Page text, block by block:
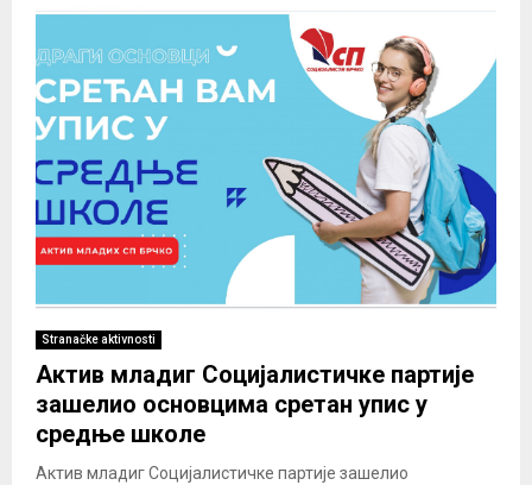
Stranačke aktivnosti
Актив младиг Социјалистичке партије
зашелио основцима сретан упис у
средње школе
Актив младиг Социјалистичке партије зашелио